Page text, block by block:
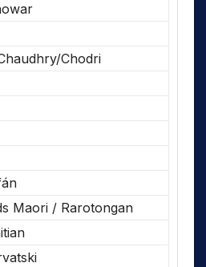
Chodri
Maori / Rarotongan